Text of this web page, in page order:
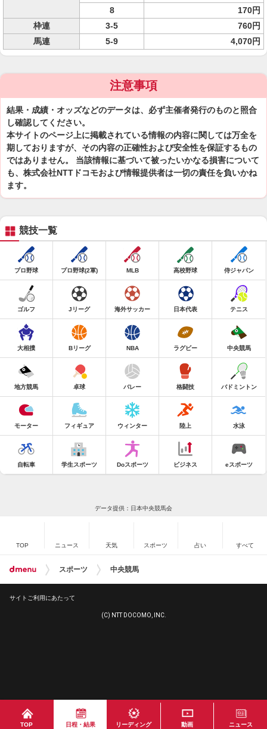
8
170円
枠連
3-5
760円
馬連
5-9 4,070円
注意事項
結果・成績・オッズなどのデータは、必ず主催者発行のものと照合
し確認してください。
本サイトのページ上に掲載されている情報の内容に関しては万全を
期しておりますが、その内容の正確性および安全性を保証するもの
ではありません。 当該情報に基づいて被ったいかなる損害について
も、株式会社NTTドコモおよび情報提供者は一切の責任を負いかね
ます。
TOP 日程・結果 リーディング 動画 ニュース
競技一覧
プロ野球 プロ野球(2軍) MLB 高校野球 侍ジャパン
ゴルフ Jリーグ 海外サッカー 日本代表 テニス
大相撲 Bリーグ NBA ラグビー 中央競馬
地方競馬 卓球 バレー 格闘技 バドミントン
モーター フィギュア ウィンター 陸上 水泳
自転車 学生スポーツ Doスポーツ ビジネス eスポーツ
データ提供：日本中央競馬会
TOP ニュース 天気 スポーツ 占い すべて
スポーツ 中央競馬
サイトご利用にあたって
(C) NTT DOCOMO, INC.